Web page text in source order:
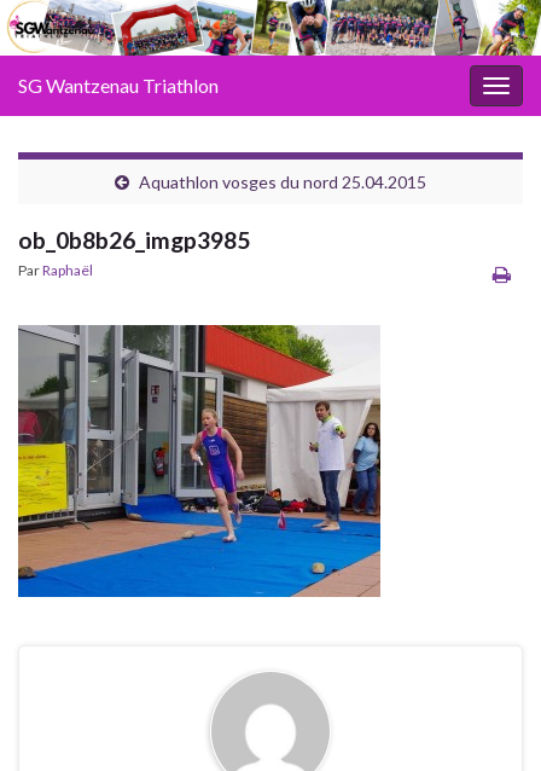
SG Wantzenau Triathlon
Aquathlon vosges du nord 25.04.2015
ob_0b8b26_imgp3985
ParRaphaël